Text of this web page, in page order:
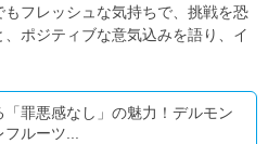
フレッシュな気持ちで、挑戦を恐
ポジティブな意気込みを語り、イ
「罪悪感なし」の魅力！デルモン
フルーツ...